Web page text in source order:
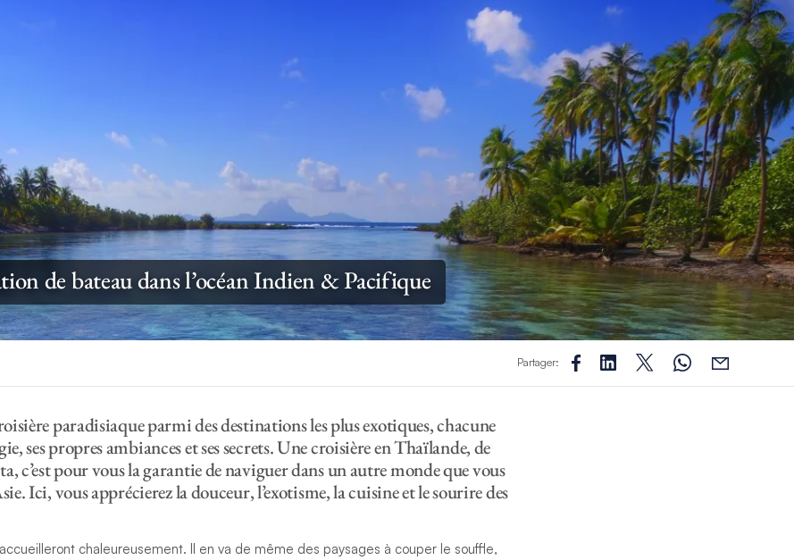
de bateau dans l’océan Indien & Pacifique
Partager:
paradisiaque parmi des destinations les plus exotiques, chacune
ses propres ambiances et ses secrets. Une croisière en Thaïlande, de
c’est pour vous la garantie de naviguer dans un autre monde que vous
Ici, vous apprécierez la douceur, l’exotisme, la cuisine et le sourire des
chaleureusement. Il en va de même des paysages à couper le souffle,